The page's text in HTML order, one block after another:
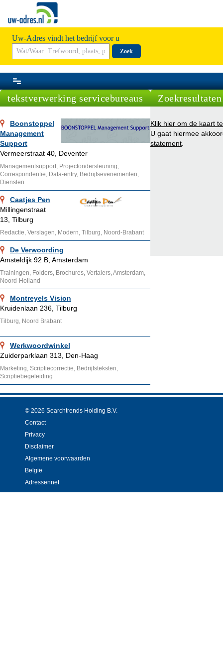
Uw-Adres vindt het bedrijf voor u
Zoek
tekstverwerking servicebureaus
Boonstoppel
Management
Support
Vermeerstraat 40, Deventer
Managementsupport, Projectondersteuning,
Correspondentie, Data-entry, Bedrijfsevenementen,
Diensten
Caatjes Pen
Millingenstraat
13, Tilburg
Redactie, Verslagen, Modern, Tilburg, Noord-Brabant
De Verwoording
Amsteldijk 92 B, Amsterdam
Trainingen, Folders, Brochures, Vertalers, Amsterdam,
Noord-Holland
Montreyels Vision
Kruidenlaan 236, Tilburg
Tilburg, Noord Brabant
Werkwoordwinkel
Zuiderparklaan 313, Den-Haag
Marketing, Scriptiecorrectie, Bedrijfsteksten,
Scriptiebegeleiding
Klik hier om de kaart
U gaat hiermee
statement
© 2026 Searchtrends Holding B.V.
Contact
Privacy
Disclaimer
Algemene voorwaarden
België
Adressennet